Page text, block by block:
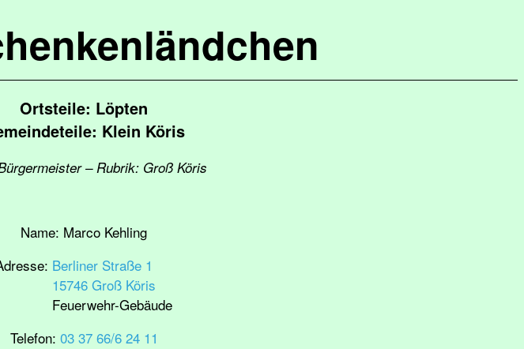
​Ortsteile: Löpten
Klein Köris
– Rubrik: Groß Köris
Name: Marco Kehling
Berliner Straße 1
15746 Groß Köris
Feuerwehr-Gebäude
Telefon: 03 37 66/6 24 11